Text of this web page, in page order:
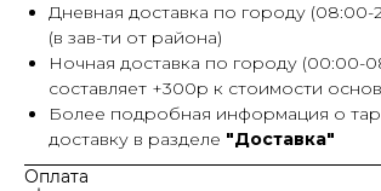
Дневная доставка по городу (08:00-
(в зав-ти от района)
Ночная доставка по городу (00:00-
составляет +300р к стоимости
Более подробная информация о
доставку в разделе "Доставка"
Оплата